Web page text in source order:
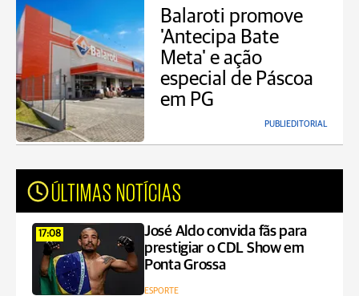
Balaroti promove
'Antecipa Bate
Meta' e ação
especial de Páscoa
em PG
PUBLIEDITORIAL
ÚLTIMAS NOTÍCIAS
17:08
José Aldo convida fãs para
prestigiar o CDL Show em
Ponta Grossa
ESPORTE